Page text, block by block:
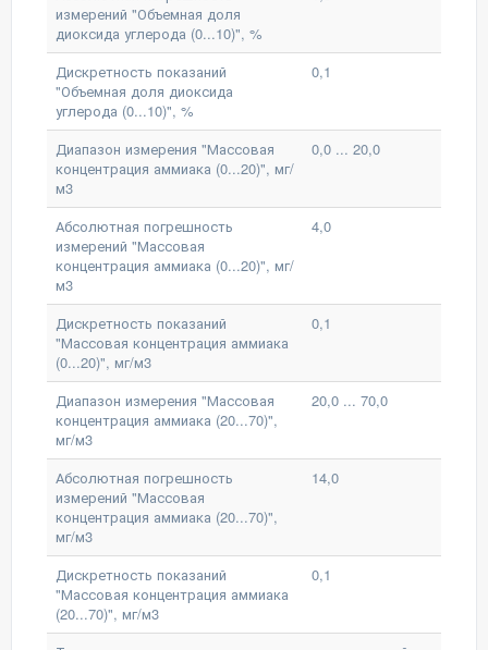
измерений "Объемная доля
диоксида углерода (0...10)", %
Дискретность показаний
"Объемная доля диоксида
углерода (0...10)", %
0,1
Диапазон измерения "Массовая
концентрация аммиака (0...20)", мг/
м3
0,0 ... 20,0
Абсолютная погрешность
измерений "Массовая
концентрация аммиака (0...20)", мг/
м3
4,0
Дискретность показаний
"Массовая концентрация аммиака
(0...20)", мг/м3
0,1
Диапазон измерения "Массовая
концентрация аммиака (20...70)",
мг/м3
20,0 ... 70,0
Абсолютная погрешность
измерений "Массовая
концентрация аммиака (20...70)",
мг/м3
14,0
Дискретность показаний
"Массовая концентрация аммиака
(20...70)", мг/м3
0,1